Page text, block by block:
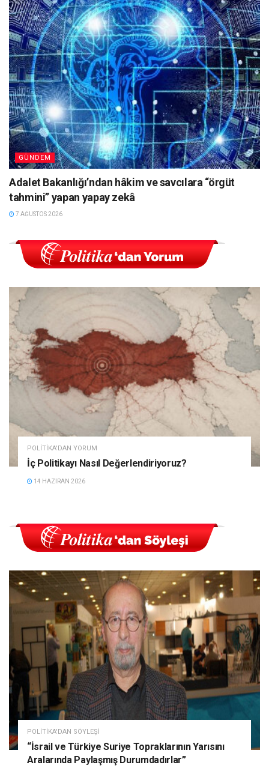
GÜNDEM
Adalet Bakanlığı’ndan hâkim ve savcılara “örgüt
tahmini” yapan yapay zekâ
7 AĞUSTOS 2026
POLITIKA'DAN YORUM
İç Politikayı Nasıl Değerlendiriyoruz?
14 HAZIRAN 2026
POLITIKA'DAN SÖYLEŞI
“İsrail ve Türkiye Suriye Topraklarının Yarısını
Aralarında Paylaşmış Durumdadırlar”